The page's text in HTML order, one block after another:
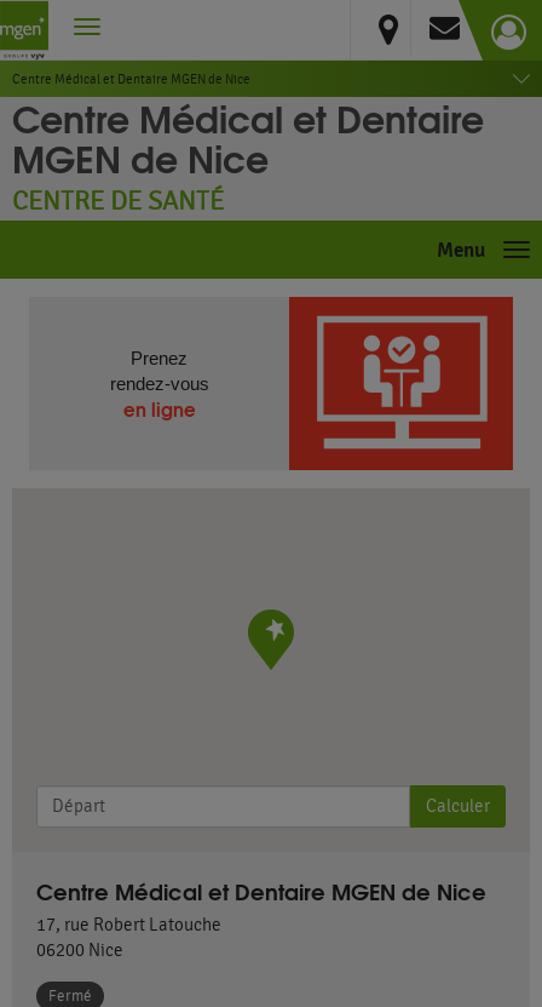
Nice
Centre Médical et Dentaire MGEN de Nice
Centre Médical et Dentaire
MGEN de Nice
CENTRE DE SANTÉ
Menu
Prenez
rendez-vous
en ligne
Calculer
Centre Médical et Dentaire MGEN de Nice
17, rue Robert Latouche
06200 Nice
Fermé